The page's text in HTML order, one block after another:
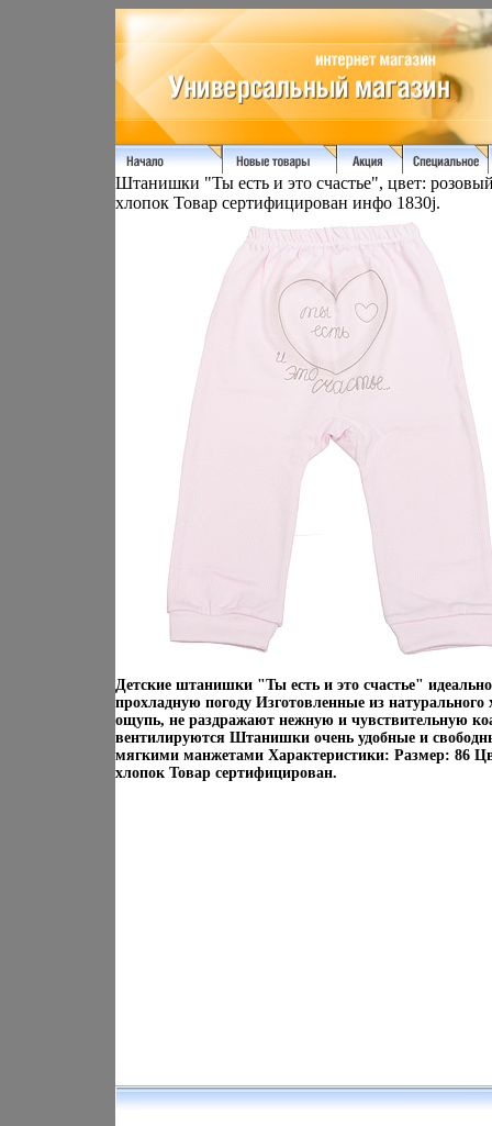
Штанишки "Ты есть и это счастье", цвет:
хлопок Товар сертифицирован инфо 1830j.
Детские штанишки "Ты есть и это счастье"
прохладную погоду Изготовленные из
ощупь, не раздражают нежную и чувствительную
вентилируются Штанишки очень удобные и
мягкими манжетами Характеристики: Размер: 86
хлопок Товар сертифицирован.